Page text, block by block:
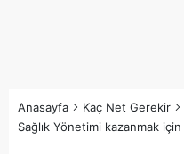
Anasayfa
Kaç Net Gerekir
Sağlık Yönetimi kazanmak